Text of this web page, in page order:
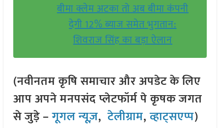
बीमा क्लेम अटका तो अब बीमा कंपनी
देगी 12% ब्याज समेत भुगतान:
शिवराज सिंह का बड़ा ऐलान
(नवीनतम कृषि समाचार और अपडेट के लिए
आप अपने मनपसंद प्लेटफॉर्म पे कृषक जगत
से जुड़े –गूगल न्यूज़,टेलीग्राम,व्हाट्सएप्प)